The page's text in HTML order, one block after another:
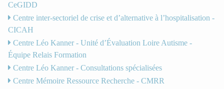
CeGIDD
Centre inter-sectoriel de crise et d’alternative à l’hospitalisation -
CICAH
Centre Léo Kanner - Unité d’Évaluation Loire Autisme -
Équipe Relais Formation
Centre Léo Kanner - Consultations spécialisées
Centre Mémoire Ressource Recherche - CMRR